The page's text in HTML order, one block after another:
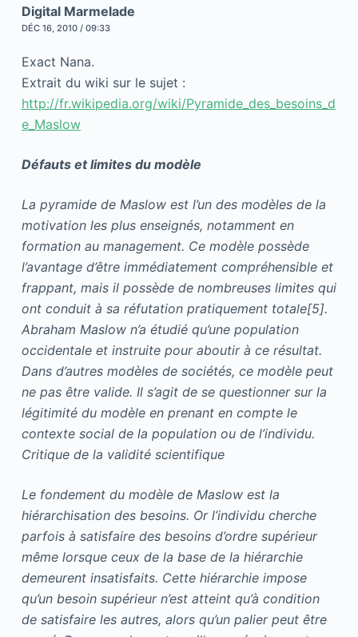
Digital Marmelade
DÉC 16, 2010 / 09:33
Exact Nana.
Extrait du wiki sur le sujet :
http://fr.wikipedia.org/wiki/Pyramide_des_besoins_d
e_Maslow
Défauts et limites du modèle
La pyramide de Maslow est l’un des modèles de la
motivation les plus enseignés, notamment en
formation au management. Ce modèle possède
l’avantage d’être immédiatement compréhensible et
frappant, mais il possède de nombreuses limites qui
ont conduit à sa réfutation pratiquement totale[5].
Abraham Maslow n’a étudié qu’une population
occidentale et instruite pour aboutir à ce résultat.
Dans d’autres modèles de sociétés, ce modèle peut
ne pas être valide. Il s’agit de se questionner sur la
légitimité du modèle en prenant en compte le
contexte social de la population ou de l’individu.
Critique de la validité scientifique
Le fondement du modèle de Maslow est la
hiérarchisation des besoins. Or l’individu cherche
parfois à satisfaire des besoins d’ordre supérieur
même lorsque ceux de la base de la hiérarchie
demeurent insatisfaits. Cette hiérarchie impose
qu’un besoin supérieur n’est atteint qu’à condition
de satisfaire les autres, alors qu’un palier peut être